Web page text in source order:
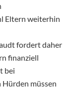
Eltern weiterhin
fordert daher
finanziell
bei
müssen